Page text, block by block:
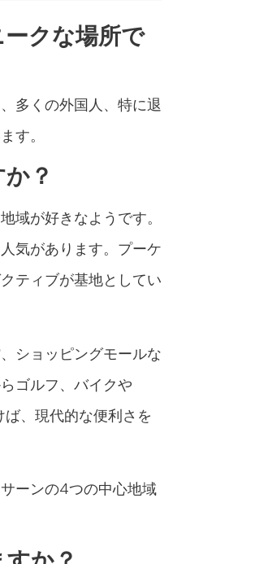
クな場所で
多くの外国人、特に退
す。
？
域が好きなようです。
気があります。プーケ
ティブが基地としてい
ショッピングモールな
ゴルフ、バイクや
、現代的な便利さを
ーンの4つの中心地域